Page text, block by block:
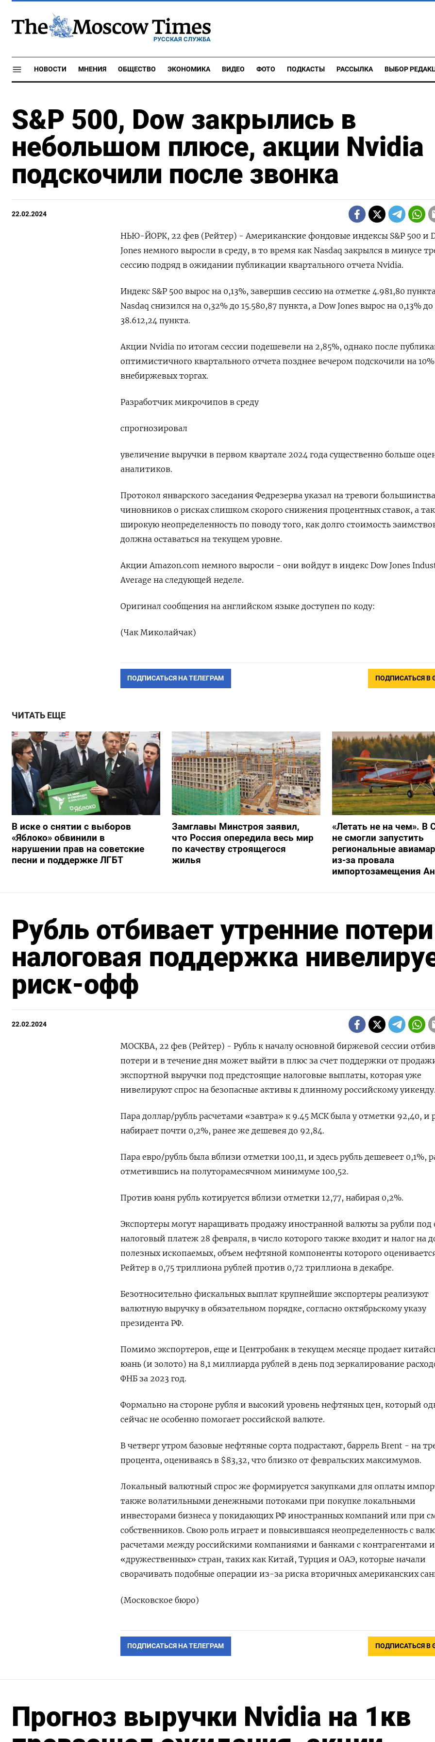
РУССКАЯ СЛУЖБА
НОВОСТИ МНЕНИЯ ОБЩЕСТВО ЭКОНОМИКА ВИДЕО ФОТО ПОДКАСТЫ РАССЫЛКА ВЫБОР
S&P 500, Dow закрылись в
небольшом плюсе, акции Nvidia
подскочили после звонка
22.02.2024
НЬЮ-ЙОРК, 22 фев (Рейтер) - Американские фондовые индексы S&P 500 и
Jones немного выросли в среду, в то время как Nasdaq закрылся в минусе
сессию подряд в ожидании публикации квартального отчета Nvidia.
Индекс S&P 500 вырос на 0,13%, завершив сессию на отметке 4.981,80
Nasdaq снизился на 0,32% до 15.580,87 пункта, а Dow Jones вырос на 0,13% до
38.612,24 пункта.
Акции Nvidia по итогам сессии подешевели на 2,85%, однако после
оптимистичного квартального отчета позднее вечером подскочили на
внебиржевых торгах.
Разработчик микрочипов в среду
спрогнозировал
увеличение выручки в первом квартале 2024 года существенно больше
аналитиков.
Протокол январского заседания Федрезерва указал на тревоги большинства
чиновников о рисках слишком скорого снижения процентных ставок, а
широкую неопределенность по поводу того, как долго стоимость
должна оставаться на текущем уровне.
Акции Amazon.com немного выросли - они войдут в индекс Dow Jones
Average на следующей неделе.
Оригинал сообщения на английском языке доступен по коду:
(Чак Миколайчак)
ПОДПИСАТЬСЯ НА ТЕЛЕГРАМ ПОДПИСАТЬСЯ В
ЧИТАТЬ ЕЩЕ
В иске о снятии с выборов
«Яблоко» обвинили в
нарушении прав на советские
песни и поддержке ЛГБТ
Замглавы Минстроя заявил,
что Россия опередила весь мир
по качеству строящегося
жилья
«Летать не на чем». В
не смогли запустить
региональные
из-за провала
импортозамещения
Рубль отбивает утренние
налоговая поддержка
риск-офф
22.02.2024
МОСКВА, 22 фев (Рейтер) - Рубль к началу основной биржевой сессии
потери и в течение дня может выйти в плюс за счет поддержки от
экспортной выручки под предстоящие налоговые выплаты, которая уже
нивелируют спрос на безопасные активы к длинному российскому уикенду.
Пара доллар/рубль расчетами «завтра» к 9.45 МСК была у отметки 92,40, и
набирает почти 0,2%, ранее же дешевея до 92,84.
Пара евро/рубль была вблизи отметки 100,11, и здесь рубль дешевеет 0,1%,
отметившись на полуторамесячном минимуме 100,52.
Против юаня рубль котируется вблизи отметки 12,77, набирая 0,2%.
Экспортеры могут наращивать продажу иностранной валюты за рубли
налоговый платеж 28 февраля, в число которого также входит и налог на
полезных ископаемых, объем нефтяной компоненты которого
Рейтер в 0,75 триллиона рублей против 0,72 триллиона в декабре.
Безотносительно фискальных выплат крупнейшие экспортеры реализуют
валютную выручку в обязательном порядке, согласно октябрьскому указу
президента РФ.
Помимо экспортеров, еще и Центробанк в текущем месяце продает
юань (и золото) на 8,1 миллиарда рублей в день под зеркалирование
ФНБ за 2023 год.
Формально на стороне рубля и высокий уровень нефтяных цен, который
сейчас не особенно помогает российской валюте.
В четверг утром базовые нефтяные сорта подрастают, баррель Brent - на
процента, оцениваясь в $83,32, что близко от февральских максимумов.
Локальный валютный спрос же формируется закупками для оплаты
также волатильными денежными потоками при покупке локальными
инвесторами бизнеса у покидающих РФ иностранных компаний или при
собственников. Свою роль играет и повысившаяся неопределенность с
расчетами между российскими компаниями и банками с контрагентами
«дружественных» стран, таких как Китай, Турция и ОАЭ, которые начали
сворачивать подобные операции из-за риска вторичных американских
(Московское бюро)
ПОДПИСАТЬСЯ НА ТЕЛЕГРАМ ПОДПИСАТЬСЯ В
Прогноз выручки Nvidia на 1кв